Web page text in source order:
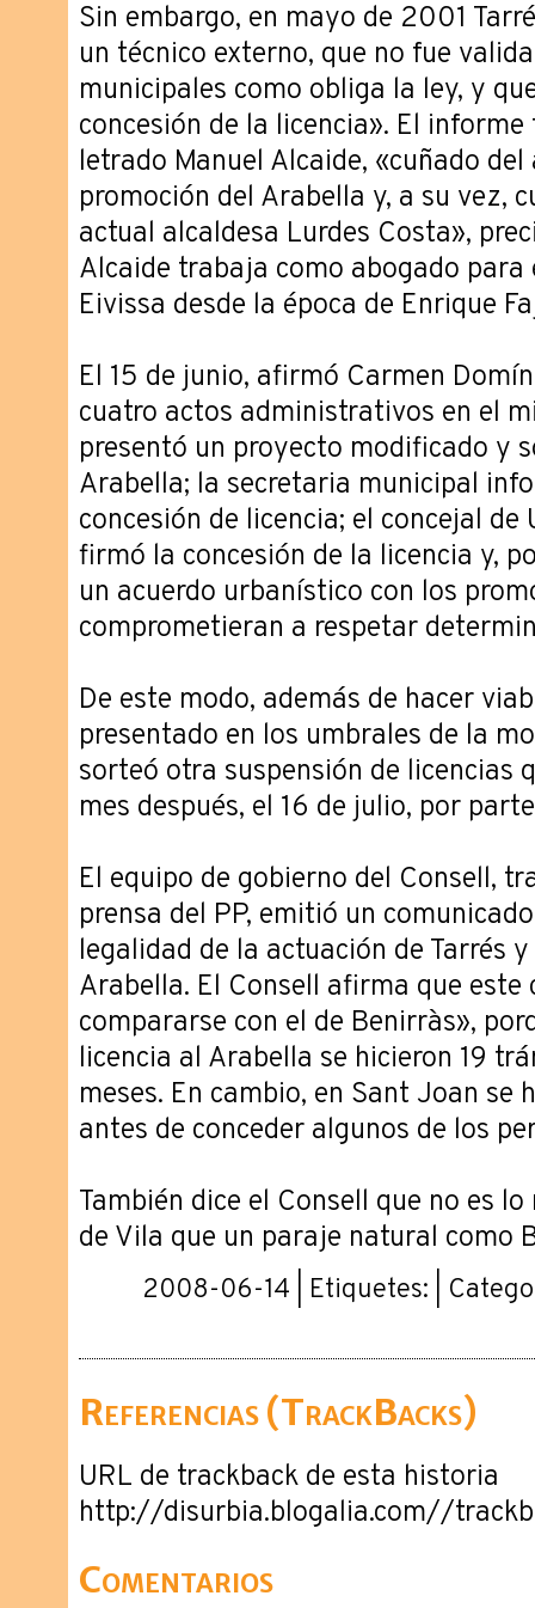
Sin embargo, en mayo de 2001
un técnico externo, que no fue
municipales como obliga la ley, y
concesión de la licencia». El
letrado Manuel Alcaide, «cuñado
promoción del Arabella y, a su vez,
actual alcaldesa Lurdes Costa»,
Alcaide trabaja como abogado
Eivissa desde la época de Enrique
El 15 de junio, afirmó Carmen
cuatro actos administrativos en el
presentó un proyecto modificado y
Arabella; la secretaria municipal
concesión de licencia; el concejal
firmó la concesión de la licencia y,
un acuerdo urbanístico con los
comprometieran a respetar
De este modo, además de hacer
presentado en los umbrales de la
sorteó otra suspensión de licencias
mes después, el 16 de julio, por
El equipo de gobierno del Consell,
prensa del PP, emitió un
legalidad de la actuación de Tarrés
Arabella. El Consell afirma que este
compararse con el de Benirràs»,
licencia al Arabella se hicieron 19
meses. En cambio, en Sant Joan
antes de conceder algunos de los
También dice el Consell que no es
de Vila que un paraje natural como
2008-06-14 | Etiquetes: |
Referencias (TrackBacks)
URL de trackback de esta historia
http://disurbia.blogalia.com//
Comentarios